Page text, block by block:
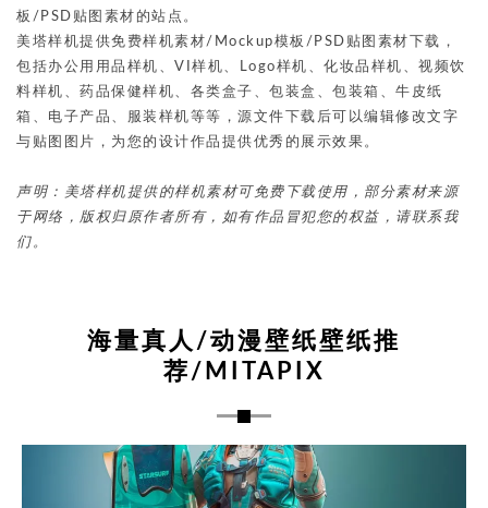
板/PSD贴图素材的站点。
美塔样机提供免费样机素材/Mockup模板/PSD贴图素材下载，
包括办公用用品样机、VI样机、Logo样机、化妆品样机、视频饮
料样机、药品保健样机、各类盒子、包装盒、包装箱、牛皮纸
箱、电子产品、服装样机等等，源文件下载后可以编辑修改文字
与贴图图片，为您的设计作品提供优秀的展示效果。
声明：美塔样机提供的样机素材可免费下载使用，部分素材来源
于网络，版权归原作者所有，如有作品冒犯您的权益，请联系我
们。
海量真人/动漫壁纸壁纸推
荐/MITAPIX